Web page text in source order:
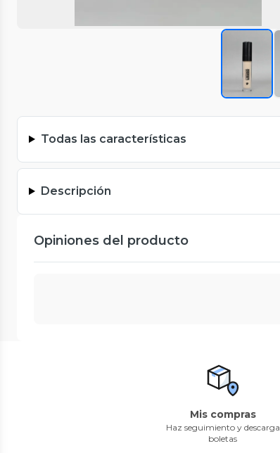
Todas las características
Descripción
Opiniones del producto
Mis compras
Haz seguimiento y descarga
boletas